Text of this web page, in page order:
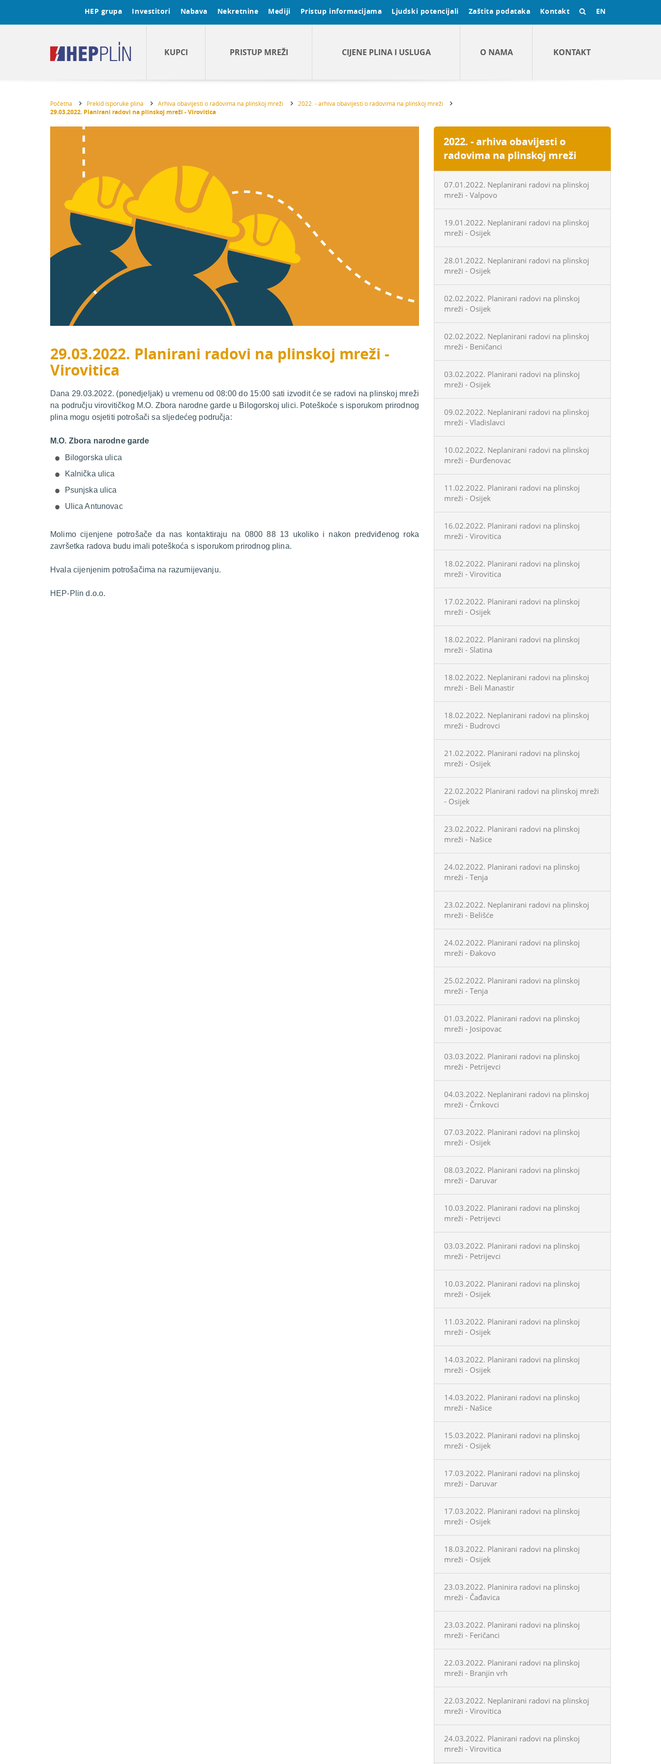
HEP grupa Investitori Nabava Nekretnine Mediji Pristup informacijama Ljudski potencijali Zaštita podataka Kontakt EN
KUPCI PRISTUP MREŽI CIJENE PLINA I USLUGA O NAMA KONTAKT
Početna Prekid isporuke plina Arhiva obavijesti o radovima na plinskoj mreži 2022. - arhiva obavijesti o radovima na plinskoj mreži
29.03.2022. Planirani radovi na plinskoj mreži - Virovitica
29.03.2022. Planirani radovi na plinskoj mreži -
Virovitica
Dana 29.03.2022. (ponedjeljak) u vremenu od 08:00 do 15:00 sati izvodit će se radovi na plinskoj mreži
na području virovitičkog M.O. Zbora narodne garde u Bilogorskoj ulici. Poteškoće s isporukom prirodnog
plina mogu osjetiti potrošači sa sljedećeg područja:
M.O. Zbora narodne garde
Bilogorska ulica
Kalnička ulica
Psunjska ulica
Ulica Antunovac
Molimo cijenjene potrošače da nas kontaktiraju na 0800 88 13 ukoliko i nakon predviđenog roka
završetka radova budu imali poteškoća s isporukom prirodnog plina.
Hvala cijenjenim potrošačima na razumijevanju.
HEP-Plin d.o.o.
2022. - arhiva obavijesti o
radovima na plinskoj mreži
07.01.2022. Neplanirani radovi na plinskoj
mreži - Valpovo
19.01.2022. Neplanirani radovi na plinskoj
mreži - Osijek
28.01.2022. Neplanirani radovi na plinskoj
mreži - Osijek
02.02.2022. Planirani radovi na plinskoj
mreži - Osijek
02.02.2022. Neplanirani radovi na plinskoj
mreži - Beničanci
03.02.2022. Planirani radovi na plinskoj
mreži - Osijek
09.02.2022. Neplanirani radovi na plinskoj
mreži - Vladislavci
10.02.2022. Neplanirani radovi na plinskoj
mreži - Đurđenovac
11.02.2022. Planirani radovi na plinskoj
mreži - Osijek
16.02.2022. Planirani radovi na plinskoj
mreži - Virovitica
18.02.2022. Planirani radovi na plinskoj
mreži - Virovitica
17.02.2022. Planirani radovi na plinskoj
mreži - Osijek
18.02.2022. Planirani radovi na plinskoj
mreži - Slatina
18.02.2022. Neplanirani radovi na plinskoj
mreži - Beli Manastir
18.02.2022. Neplanirani radovi na plinskoj
mreži - Budrovci
21.02.2022. Planirani radovi na plinskoj
mreži - Osijek
22.02.2022 Planirani radovi na plinskoj mreži
- Osijek
23.02.2022. Planirani radovi na plinskoj
mreži - Našice
24.02.2022. Planirani radovi na plinskoj
mreži - Tenja
23.02.2022. Neplanirani radovi na plinskoj
mreži - Belišće
24.02.2022. Planirani radovi na plinskoj
mreži - Đakovo
25.02.2022. Planirani radovi na plinskoj
mreži - Tenja
01.03.2022. Planirani radovi na plinskoj
mreži - Josipovac
03.03.2022. Planirani radovi na plinskoj
mreži - Petrijevci
04.03.2022. Neplanirani radovi na plinskoj
mreži - Črnkovci
07.03.2022. Planirani radovi na plinskoj
mreži - Osijek
08.03.2022. Planirani radovi na plinskoj
mreži - Daruvar
10.03.2022. Planirani radovi na plinskoj
mreži - Petrijevci
03.03.2022. Planirani radovi na plinskoj
mreži - Petrijevci
10.03.2022. Planirani radovi na plinskoj
mreži - Osijek
11.03.2022. Planirani radovi na plinskoj
mreži - Osijek
14.03.2022. Planirani radovi na plinskoj
mreži - Osijek
14.03.2022. Planirani radovi na plinskoj
mreži - Našice
15.03.2022. Planirani radovi na plinskoj
mreži - Osijek
17.03.2022. Planirani radovi na plinskoj
mreži - Daruvar
17.03.2022. Planirani radovi na plinskoj
mreži - Osijek
18.03.2022. Planirani radovi na plinskoj
mreži - Osijek
23.03.2022. Planinira radovi na plinskoj
mreži - Čađavica
23.03.2022. Planirani radovi na plinskoj
mreži - Feričanci
22.03.2022. Planirani radovi na plinskoj
mreži - Branjin vrh
22.03.2022. Neplanirani radovi na plinskoj
mreži - Virovitica
24.03.2022. Planirani radovi na plinskoj
mreži - Virovitica